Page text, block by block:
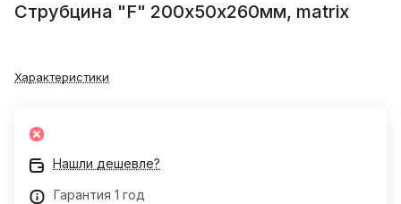
Струбцина "F" 200х50х260мм, matrix
Характеристики
Нашли дешевле?
Гарантия 1 год